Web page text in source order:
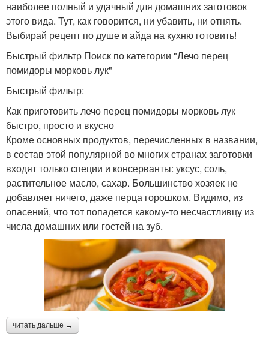
наиболее полный и удачный для домашних заготовок
этого вида. Тут, как говорится, ни убавить, ни отнять.
Выбирай рецепт по душе и айда на кухню готовить!
Быстрый фильтр Поиск по категории "Лечо перец
помидоры морковь лук"
Быстрый фильтр:
Как приготовить лечо перец помидоры морковь лук
быстро, просто и вкусно
Кроме основных продуктов, перечисленных в названии,
в состав этой популярной во многих странах заготовки
входят только специи и консерванты: уксус, соль,
растительное масло, сахар. Большинство хозяек не
добавляет ничего, даже перца горошком. Видимо, из
опасений, что тот попадется какому-то несчастливцу из
числа домашних или гостей на зуб.
читать дальше →